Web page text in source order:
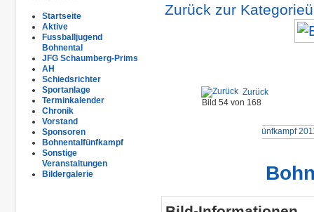
Startseite
Aktive
Fussballjugend
Bohnental
JFG Schaumberg-Prims
AH
Schiedsrichter
Sportanlage
Terminkalender
Chronik
Vorstand
Sponsoren
Bohnentalfünfkampf
Sonstige
Veranstaltungen
Bildergalerie
Zurück zur
Zurück
Bild 54 von 168